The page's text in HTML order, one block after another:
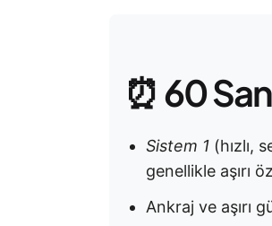
⏰ 60
Sistem 1 (hızlı,
genellikle aşırı
Ankraj ve aşırı